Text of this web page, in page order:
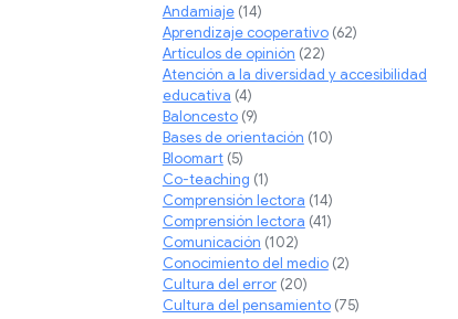
Andamiaje(14)
Aprendizaje cooperativo(62)
Artículos de opinión (22)
Atención a la diversidad y accesibilidad
educativa (4)
Baloncesto(9)
Bases de orientación (10)
Bloomart(5)
Co-teaching (1)
Comprensión lectora (14)
Comprensión lectora (41)
Comunicación (102)
Conocimiento del medio(2)
Cultura del error(20)
Cultura del pensamiento(75)